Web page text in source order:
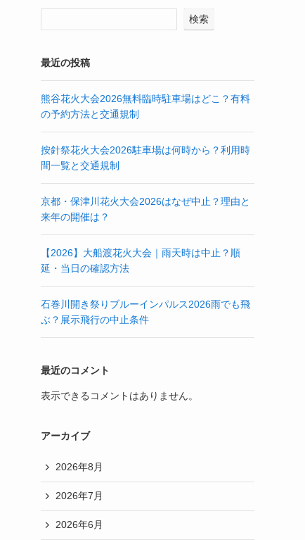
検索
最近の投稿
熊谷花火大会2026無料臨時駐車場はどこ？有料
の予約方法と交通規制
按針祭花火大会2026駐車場は何時から？利用時
間一覧と交通規制
京都・保津川花火大会2026はなぜ中止？理由と
来年の開催は？
【2026】大船渡花火大会｜雨天時は中止？順
延・当日の確認方法
石巻川開き祭りブルーインパルス2026雨でも飛
ぶ？展示飛行の中止条件
最近のコメント
表示できるコメントはありません。
アーカイブ
2026年8月
2026年7月
2026年6月